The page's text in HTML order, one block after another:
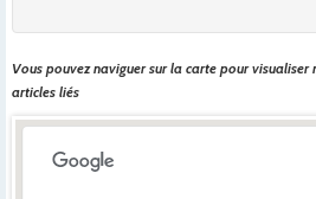
Vous pouvez naviguer sur la carte pour
articles liés